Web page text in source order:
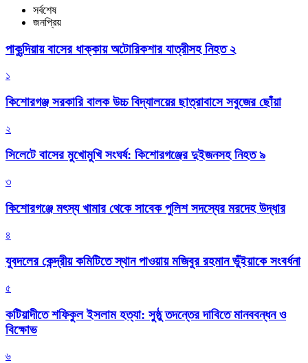
সর্বশেষ
জনপ্রিয়
পাকুন্দিয়ায় বাসের ধাক্কায় অটোরিকশার যাত্রীসহ নিহত ২
১
কিশোরগঞ্জ সরকারি বালক উচ্চ বিদ্যালয়ের ছাত্রাবাসে সবুজের ছোঁয়া
২
সিলেটে বাসের মুখোমুখি সংঘর্ষ: কিশোরগঞ্জের দুইজনসহ নিহত ৯
৩
কিশোরগঞ্জে মৎস্য খামার থেকে সাবেক পুলিশ সদস্যের মরদেহ উদ্ধার
৪
যুবদলের কেন্দ্রীয় কমিটিতে স্থান পাওয়ায় মজিবুর রহমান ভুঁইয়াকে সংবর্ধনা
৫
কটিয়াদীতে শফিকুল ইসলাম হত্যা: সুষ্ঠু তদন্তের দাবিতে মানববন্ধন ও
বিক্ষোভ
৬